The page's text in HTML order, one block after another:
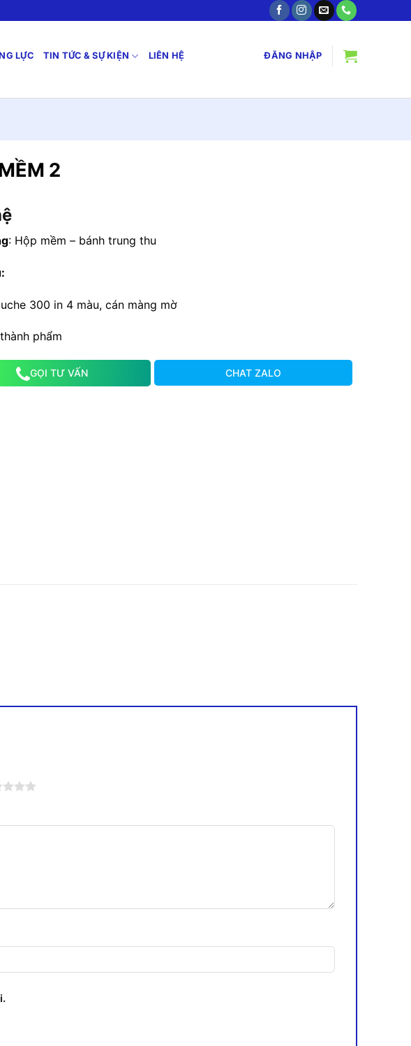
LỰC TIN TỨC & SỰ KIỆN LIÊN HỆ ĐĂNG NHẬP
2
: Hộp mềm – bánh trung thu
:
300 in 4 màu, cán màng mờ
phẩm
GỌI TƯ VẤN CHAT ZALO